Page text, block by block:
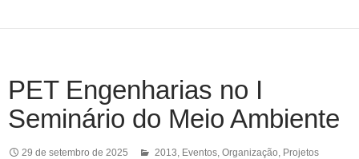
PET Engenharias no I
Seminário do Meio Ambiente
29 de setembro de 2025 2013 Eventos Organização Projetos